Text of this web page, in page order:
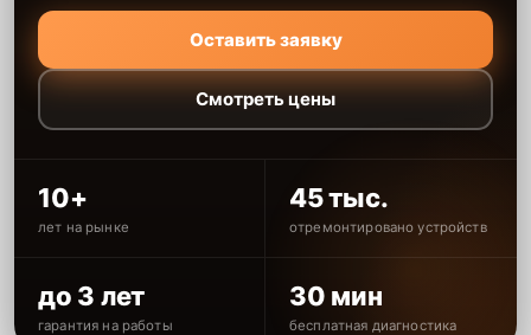
Оставить заявку
Смотреть цены
10+
лет на рынке
45 тыс.
отремонтировано устройств
до 3 лет
гарантия на работы
30 мин
бесплатная диагностика